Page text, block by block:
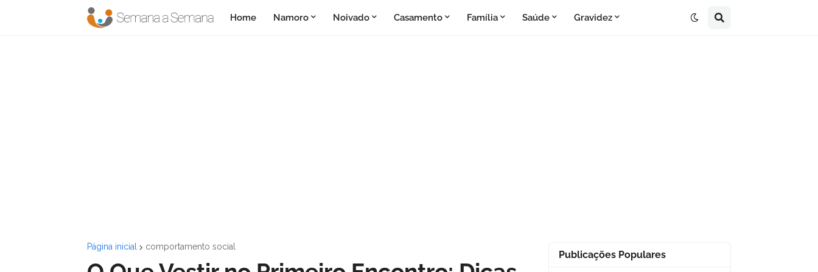
Home Namoro Noivado Casamento Família Saúde Gravidez
Página inicial comportamento social
Publicações Populares